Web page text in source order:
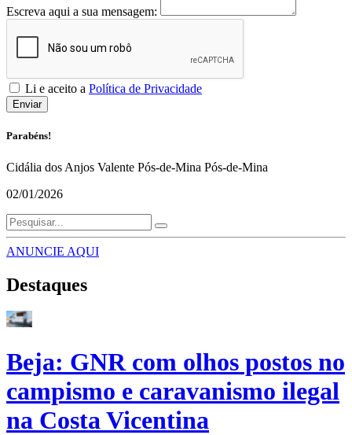
Escreva aqui a sua mensagem:
Li e aceito a Política de Privacidade
Enviar
Parabéns!
Cidália dos Anjos Valente Pós-de-Mina Pós-de-Mina
02/01/2026
ANUNCIE AQUI
Destaques
Beja: GNR com olhos postos no
campismo e caravanismo ilegal
na Costa Vicentina